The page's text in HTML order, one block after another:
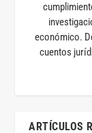
económico.
cuentos
ARTÍCULOS